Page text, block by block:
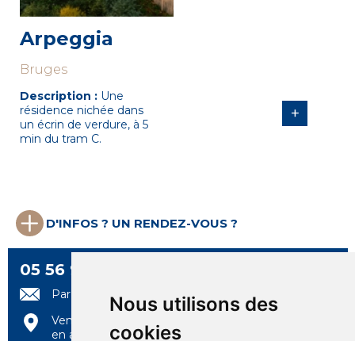
Nous utilisons des
cookies
Arpeggia
Bruges
Description : Une
résidence nichée dans
un écrin de verdure, à 5
min du tram C.
+
D'INFOS ? UN RENDEZ-VOUS ?
05 56 99 97 97
Par e-mail
Venez nous rencontrer
en agence